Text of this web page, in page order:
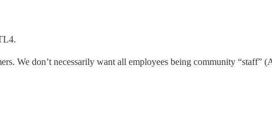
We don’t necessarily want all employees being community